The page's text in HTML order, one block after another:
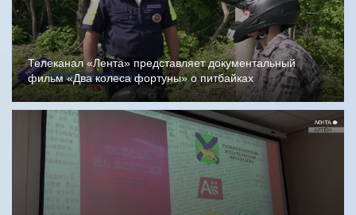
Телеканал «Лента» представляет документальный
фильм «Два колеса фортуны» о питбайках